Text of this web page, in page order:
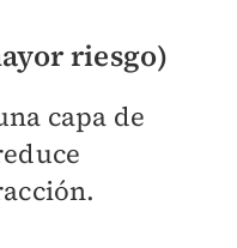
riesgo)
capa de